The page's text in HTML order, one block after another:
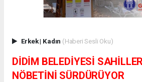
Erkek| Kadın (Haberi Sesli Oku)
DİDİM BELEDİYESİ
NÖBETİNİ SÜRDÜRÜYOR